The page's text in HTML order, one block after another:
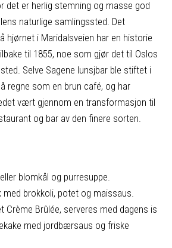
det er herlig stemning og masse god
naturlige samlingssted. Det
hjørnet i Maridalsveien har en historie
til 1855, noe som gjør det til Oslos
Selve Sagene lunsjbar ble stiftet i
regne som en brun café, og har
vært gjennom en transformasjon til
og bar av den finere sorten.
blomkål og purresuppe.
med brokkoli, potet og maissaus.
Crème Brûlée, serveres med dagens is
med jordbærsaus og friske